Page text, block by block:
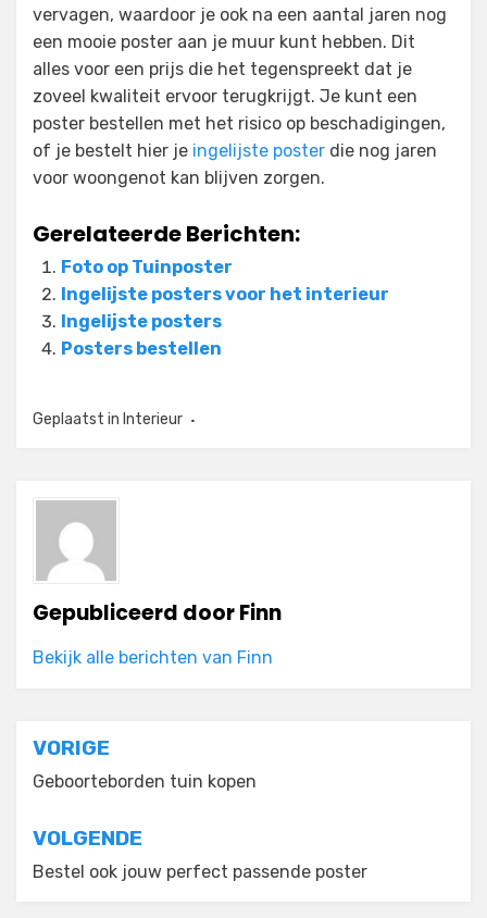
vervagen, waardoor je ook na een aantal jaren nog
een mooie poster aan je muur kunt hebben. Dit
alles voor een prijs die het tegenspreekt dat je
zoveel kwaliteit ervoor terugkrijgt. Je kunt een
poster bestellen met het risico op beschadigingen,
of je bestelt hier je ingelijste poster die nog jaren
voor woongenot kan blijven zorgen.
Gerelateerde Berichten:
Foto op Tuinposter
Ingelijste posters voor het interieur
Ingelijste posters
Posters bestellen
Geplaatst in Interieur
Gepubliceerd doorFinn
Bekijk alle berichten van Finn
Bericht
navigatie
VORIGE
Geboorteborden tuin kopen
VOLGENDE
Bestel ook jouw perfect passende poster